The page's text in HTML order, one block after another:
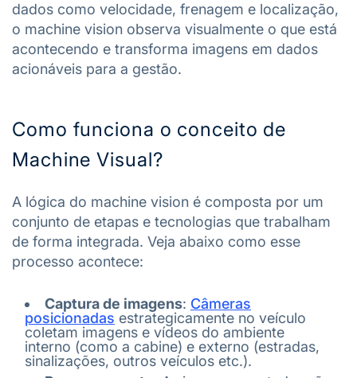
dados como velocidade, frenagem e localização,
o machine vision observa visualmente o que está
acontecendo e transforma imagens em dados
acionáveis para a gestão.
Como funciona o conceito de
Machine Visual?
A lógica do machine vision é composta por um
conjunto de etapas e tecnologias que trabalham
de forma integrada. Veja abaixo como esse
processo acontece:
Captura de imagens: Câmeras
posicionadas estrategicamente no veículo
coletam imagens e vídeos do ambiente
interno (como a cabine) e externo (estradas,
sinalizações, outros veículos etc.).